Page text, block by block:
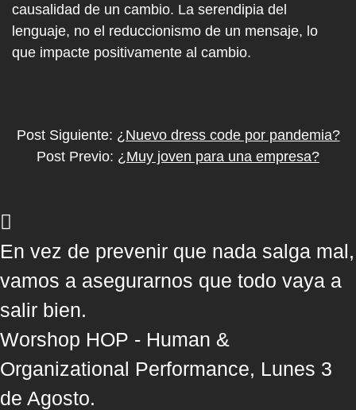
causalidad de un cambio. La serendipia del
lenguaje, no el reduccionismo de un mensaje, lo
que impacte positivamente al cambio.
Post Siguiente: ¿Nuevo dress code por pandemia?
Post Previo: ¿Muy joven para una empresa?
En vez de prevenir que nada salga mal,
vamos a asegurarnos que todo vaya a
salir bien.
Worshop HOP - Human &
Organizational Performance, Lunes 3
de Agosto.